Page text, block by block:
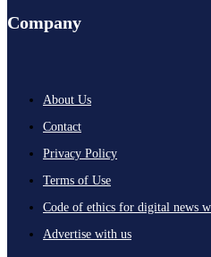
Company
About Us
Contact
Privacy Policy
Terms of Use
Code of ethics for digital news
Advertise with us